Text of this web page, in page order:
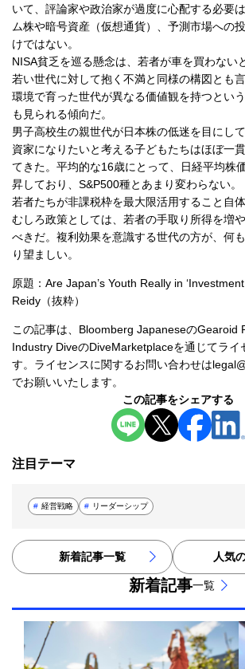
いて、評論家や政治家が過度に心配する必要
ム株や暗号資産（仮想通貨）、予測市場への
けではない。
NISA貧乏を巡る懸念は、若者が車を買わない
若い世代に対して抱く不満と同様の構図とも
環境で育った世代が異なる価値観を持つとい
も見られる傾向だ。
男子高校生の親世代が日本株の低迷を目にし
資家になりたいと考える子どもたちはほぼ一
てきた。平均的な16歳にとって、日経平均株
昇しており、S&P500種とあまり変わらない。
若者たちが非課税枠を最大限活用すること自
むしろ政策としては、若者の手取り所得を増
べきだ。複利効果を意識する世代の方が、何
り望ましい。
原題：Are Japan’s Youth Really in
Reidy（抜粋）
この記事は、Bloomberg JapaneseのGearoid
Industry DiveのDiveMarketplaceを通じてライ
す。ライセンスに関するお問い合わせは
でお願いいたします。
この記事をシェアする
新規ウィンドウを開
新規ウィン
新規
注目テーマ
# 経営戦略 # リーダーシップ
新着記事一覧 人気
新着記事一覧